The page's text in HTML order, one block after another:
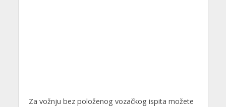
Za vožnju bez položenog vozačkog ispita možete